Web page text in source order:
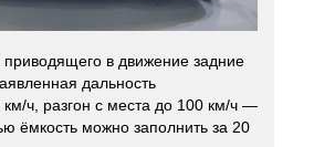
в движение задние
дальность
ч, разгон с места до 100 км/ч ―
ёмкость можно заполнить за 20